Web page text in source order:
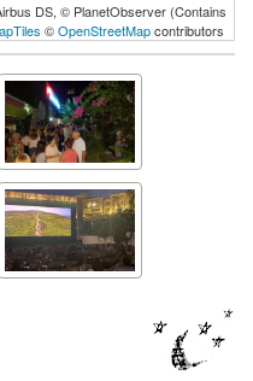
DS, © PlanetObserver (Contains
©OpenStreetMapcontributors